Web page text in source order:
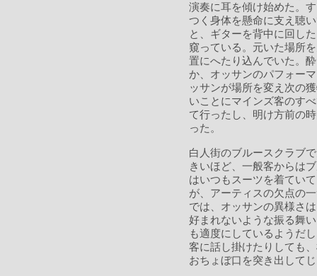
演奏に耳を傾け始めた。
つく身体を懸命に支え聴
と、ギターを背中に回し
窺っている。元いた場所
置にへたり込んでいた。
か、オッサンのパフォー
ッサンが場所を変え次の
いことにマインズ客のす
て行ったし、明け方前の
った。
白人街のブルースクラブ
きいほど、一般客からは
はいつもスーツを着てい
が、アーティスの欠点の
では、オッサンの異様さ
好まれないような振る舞
も適度にしているようだ
客に話し掛けたりしても
おちょぼ口を突き出して